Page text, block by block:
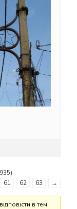
61 62 63 →
в темі .